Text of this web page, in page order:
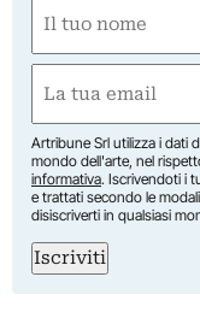
(Required)
First
(Required)
Artribune Srl utilizza i dati
mondo dell'arte, nel
informativa. Iscrivendoti i
e trattati secondo le
disiscriverti in qualsiasi
Iscriviti